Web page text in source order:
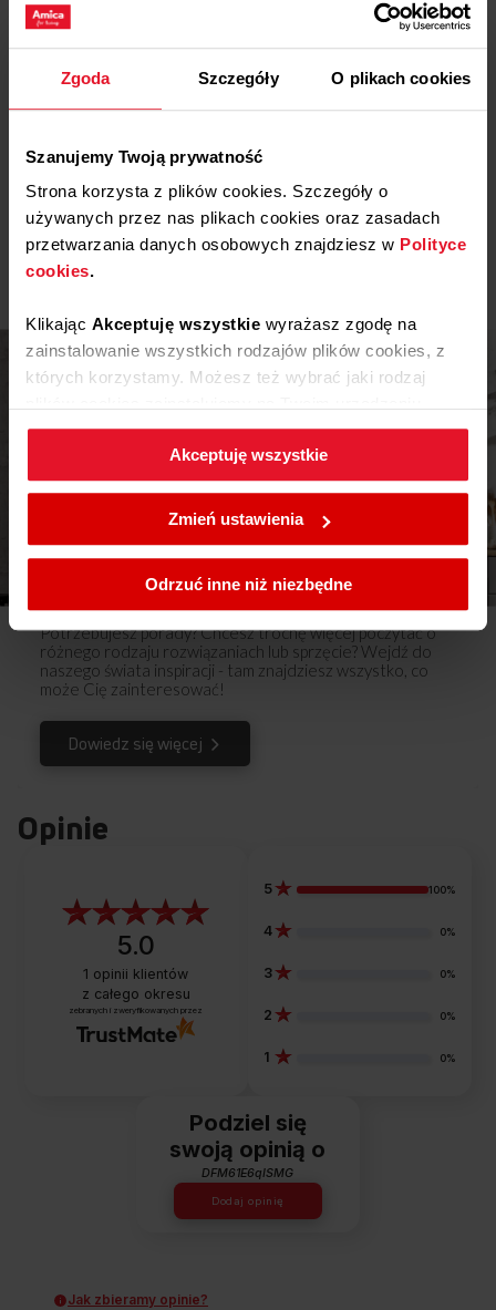
Zgoda Szczegóły O plikach cookies
Szanujemy Twoją prywatność
Strona korzysta z plików cookies. Szczegóły o
używanych przez nas plikach cookies oraz zasadach
przetwarzania danych osobowych znajdziesz w Polityce
cookies.
Klikając Akceptuję wszystkie wyrażasz zgodę na
zainstalowanie wszystkich rodzajów plików cookies, z
których korzystamy. Możesz też wybrać jaki rodzaj
klikającZmień ustawienia.
W każdej chwili możesz zmienić wybrane przez Ciebie
ustawienia plików cookies wchodząc w zakładkę
Akceptuję wszystkie
Zmień ustawienia
Odrzuć inne niż niezbędne
ShineDose
idealnie czystych naczyń
dozowanie nabłyszczacza,
który podaje go dokładnie
tyle, ile potrzeba.
Etykieta energetyczna
Etykieta energetyczna Pobierz
Karta produktu
Karta produktu Pobierz
Karta produktu
Instrukcja użytkownika
Pobierz
Skrócona instrukcja obsługi
Pokaż więcej
Inspiracje
Potrzebujesz porady? Chcesz trochę więcej poczytać o
różnego rodzaju rozwiązaniach lub sprzęcie? Wejdź do
naszego świata inspiracji - tam znajdziesz wszystko, co
może Cię zainteresować!
Dowiedz się więcej
Opinie
5.0
1 opinii klientów
z całego okresu
zebranych i zweryfikowanych przez
5 100%
4 0%
3 0%
2 0%
1 0%
Podziel się
swoją opinią o
DFM61E6qISMG
Dodaj opinię
Jak zbieramy opinie?